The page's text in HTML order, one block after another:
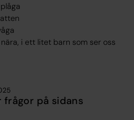
i ett litet barn som ser oss
på sidans